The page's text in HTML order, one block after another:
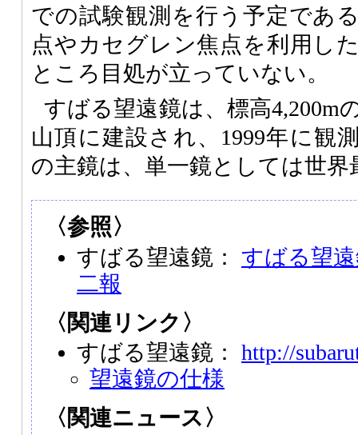
での試験観測を行う予定であ
点やカセグレン焦点を利用し
ところ目処が立っていない。
すばる望遠鏡は、標高4,200m
山頂に建設され、1999年に観
の主鏡は、単一鏡としては世界
〈参照〉
すばる望遠鏡： すばる望
二報
〈関連リンク〉
すばる望遠鏡： http://
望遠鏡の仕様
〈関連ニュース〉